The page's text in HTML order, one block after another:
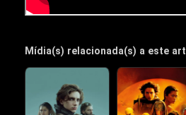
Mídia(s) relacionada(s) a este